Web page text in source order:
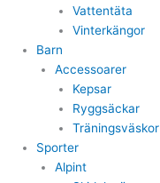
Vattentäta
Vinterkängor
Barn
Accessoarer
Kepsar
Ryggsäckar
Träningsväskor
Sporter
Alpint